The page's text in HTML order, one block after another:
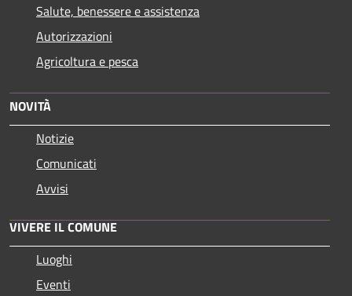
Salute, benessere e assistenza
Autorizzazioni
Agricoltura e pesca
NOVITÀ
Notizie
Comunicati
Avvisi
VIVERE IL COMUNE
Luoghi
Eventi